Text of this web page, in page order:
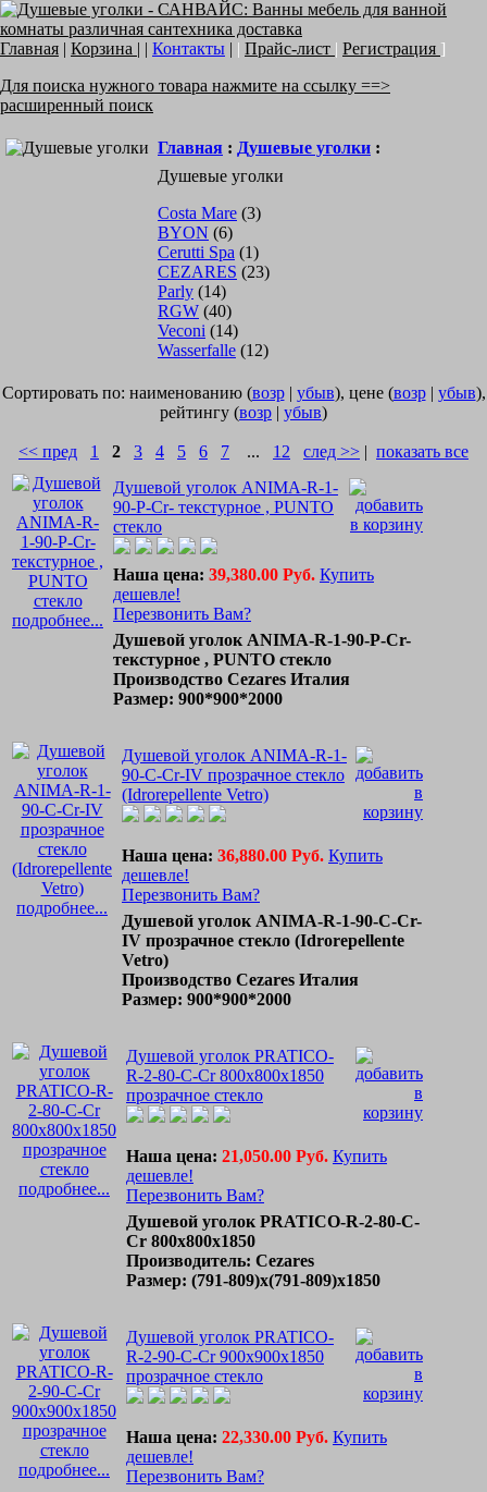
Главная | Корзина | | Контакты | | Прайс-лист | Регистрация ]
Для поиска нужного товара нажмите на ссылку ==>
расширенный поиск
Главная : Душевые уголки :
Душевые уголки
Costa Mare (3)
BYON (6)
Cerutti Spa (1)
CEZARES (23)
Parly (14)
RGW (40)
Veconi (14)
Wasserfalle (12)
Сортировать по: наименованию (возр| убыв), цене (возр| убыв),
рейтингу (возр | убыв)
<< пред 1 2 3 4 5 6 7 ... 12 след >> | показать все
подробнее...
Душевой уголок ANIMA-R-1-
90-P-Cr- текстурное , PUNTO
стекло
Наша цена: 39,380.00 Руб. Купить
дешевле!
Перезвонить Вам?
Душевой уголок ANIMA-R-1-90-P-Cr-
текстурное , PUNTO стекло
Производство Cezares Италия
Размер: 900*900*2000
подробнее...
Душевой уголок ANIMA-R-1-
90-C-Cr-IV прозрачное стекло
(Idrorepellente Vetro)
Наша цена: 36,880.00 Руб. Купить
дешевле!
Перезвонить Вам?
Душевой уголок ANIMA-R-1-90-C-Cr-
IV прозрачное стекло (Idrorepellente
Vetro)
Производство Cezares Италия
Размер: 900*900*2000
подробнее...
Душевой уголок PRATICO-
R-2-80-C-Cr 800x800x1850
прозрачное стекло
Наша цена: 21,050.00 Руб. Купить
дешевле!
Перезвонить Вам?
Душевой уголок PRATICO-R-2-80-C-
Cr 800x800x1850
Производитель: Cezares
Размер: (791-809)х(791-809)х1850
подробнее...
Душевой уголок PRATICO-
R-2-90-C-Cr 900x900x1850
прозрачное стекло
Наша цена: 22,330.00 Руб. Купить
дешевле!
Перезвонить Вам?